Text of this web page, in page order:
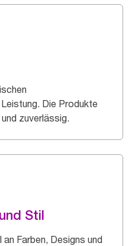
Die Produkte
zuverlässig.
Stil
Farben, Designs und